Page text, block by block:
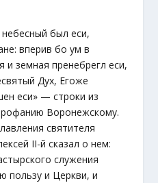
был еси,
вперив бо ум в
и земная пренебрегл еси,
Дух, Егоже
еси» — строки из
Воронежскому.
святителя
II-й сказал о нем:
служения
пользу и Церкви, и